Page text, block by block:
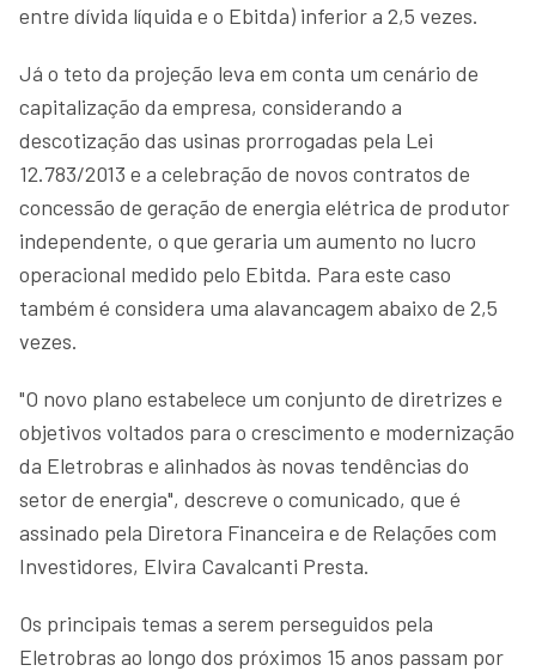
entre dívida líquida e o Ebitda) inferior a 2,5 vezes.
Já o teto da projeção leva em conta um cenário de
capitalização da empresa, considerando a
descotização das usinas prorrogadas pela Lei
12.783/2013 e a celebração de novos contratos de
concessão de geração de energia elétrica de produtor
independente, o que geraria um aumento no lucro
operacional medido pelo Ebitda. Para este caso
também é considera uma alavancagem abaixo de 2,5
vezes.
"O novo plano estabelece um conjunto de diretrizes e
objetivos voltados para o crescimento e modernização
da Eletrobras e alinhados às novas tendências do
setor de energia", descreve o comunicado, que é
assinado pela Diretora Financeira e de Relações com
Investidores, Elvira Cavalcanti Presta.
Os principais temas a serem perseguidos pela
Eletrobras ao longo dos próximos 15 anos passam por